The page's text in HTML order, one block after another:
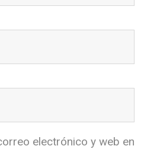
electrónico y web en